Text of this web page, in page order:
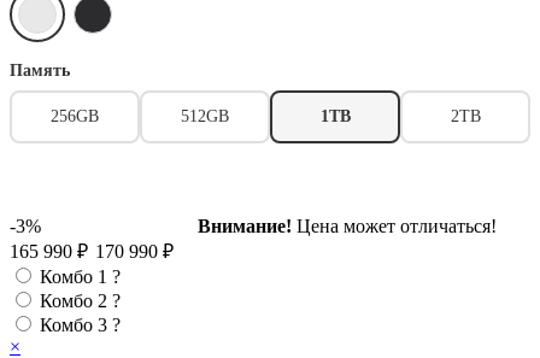
Память
256GB 512GB 1TB 2TB
-3%
165 990 ₽ 170 990 ₽
Внимание! Цена может отличаться!
Комбо 1 ?
Комбо 2 ?
Комбо 3 ?
×